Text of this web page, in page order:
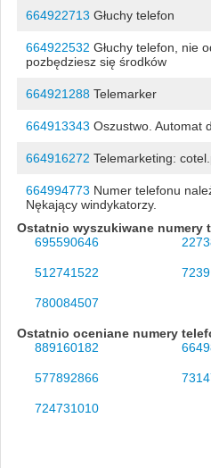
664922713 Głuchy telefon
664922532 Głuchy telefon, nie
pozbędziesz się środków
664921288Telemarker
664913343 Oszustwo. Automat
664916272 Telemarketing:
664994773 Numer telefonu
Nękający windykatorzy.
Ostatnio wyszukiwane numery
695590646
512741522
780084507
Ostatnio oceniane numery
889160182
577892866
724731010